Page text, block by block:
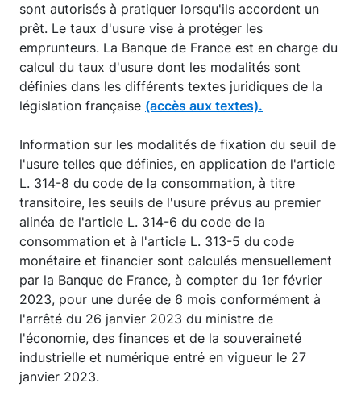
sont autorisés à pratiquer lorsqu'ils accordent un
prêt. Le taux d'usure vise à protéger les
emprunteurs. La Banque de France est en charge du
calcul du taux d'usure dont les modalités sont
définies dans les différents textes juridiques de la
législation française (accès aux textes).
Information sur les modalités de fixation du seuil de
l'usure telles que définies, en application de l'article
L. 314-8 du code de la consommation, à titre
transitoire, les seuils de l'usure prévus au premier
alinéa de l'article L. 314-6 du code de la
consommation et à l'article L. 313-5 du code
monétaire et financier sont calculés mensuellement
par la Banque de France, à compter du 1er février
2023, pour une durée de 6 mois conformément à
l'arrêté du 26 janvier 2023 du ministre de
l'économie, des finances et de la souveraineté
industrielle et numérique entré en vigueur le 27
janvier 2023.